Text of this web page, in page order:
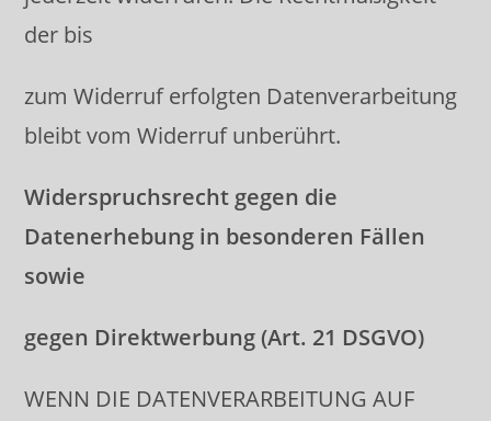
der bis
zum Widerruf erfolgten Datenverarbeitung
bleibt vom Widerruf unberührt.
Widerspruchsrecht gegen die
Datenerhebung in besonderen Fällen
sowie
gegen Direktwerbung (Art. 21 DSGVO)
WENN DIE DATENVERARBEITUNG AUF